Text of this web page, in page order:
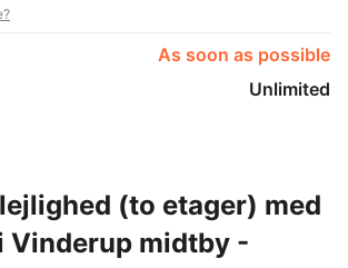
As soon as possible
Unlimited
(to etager) med
Vinderup midtby -